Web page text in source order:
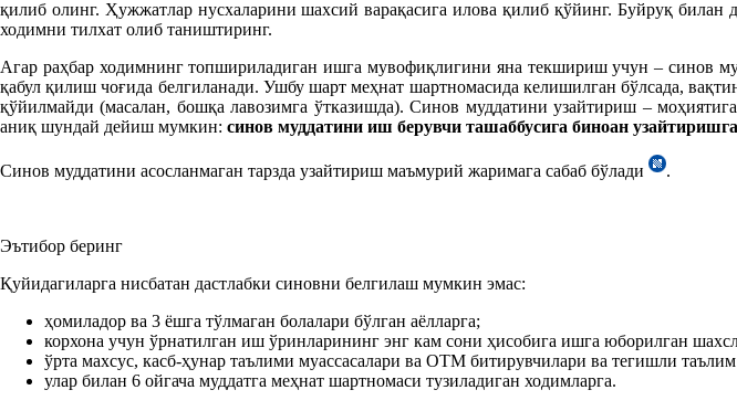
қилиб олинг. Ҳужжатлар нусхаларини шахсий варақасига илова қилиб қўйинг. Буйруқ билан
ходимни тилхат олиб таништиринг.
Агар раҳбар ходимнинг топшириладиган ишга мувофиқлигини яна текшириш учун – синов
қабул қилиш чоғида белгиланади. Ушбу шарт меҳнат шартномасида келишилган бўлсада,
қўйилмайди (масалан, бошқа лавозимга ўтказишда). Синов муддатини узайтириш –
аниқ шундай дейиш мумкин: синов муддатини иш берувчи ташаббусига биноан
Синов муддатини асосланмаган тарзда узайтириш маъмурий жаримага сабаб бўлади .
Эътибор беринг
Қуйидагиларга нисбатан дастлабки синовни белгилаш мумкин эмас:
ҳомиладор ва 3 ёшга тўлмаган болалари бўлган аёлларга;
корхона учун ўрнатилган иш ўринларининг энг кам сони ҳисобига ишга юборилган
ўрта махсус, касб-ҳунар таълими муассасалари ва ОТМ битирувчилари ва тегишли
улар билан 6 ойгача муддатга меҳнат шартномаси тузиладиган ходимларга.